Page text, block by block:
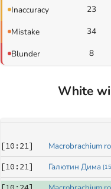
Inaccuracy 23
Mistake 34
Blunder 8
White
[10:21] Macrobrachium
[10:21] Галютин Дима [